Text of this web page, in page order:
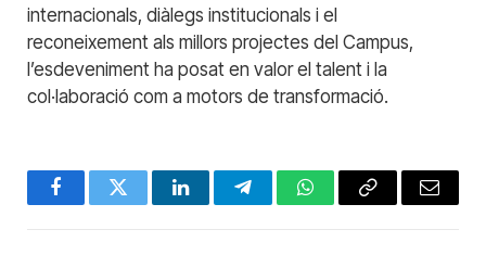
internacionals, diàlegs institucionals i el
reconeixement als millors projectes del Campus,
l’esdeveniment ha posat en valor el talent i la
col·laboració com a motors de transformació.
FacebookTwitter LinkedInTelegramWhatsAppCopy
Email